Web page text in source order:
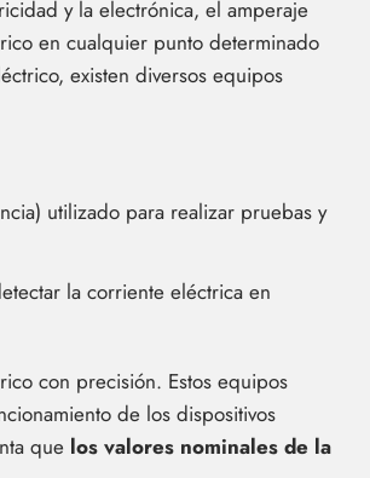
y la electrónica, el amperaje
en cualquier punto determinado
existen diversos equipos
utilizado para realizar pruebas y
la corriente eléctrica en
con precisión. Estos equipos
de los dispositivos
que los valores nominales de la